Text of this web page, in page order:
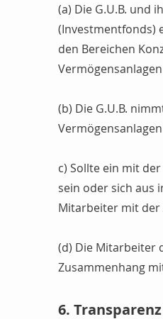
(a) Die G.U.B. und
(Investmentfonds)
den Bereichen
(b) Die G.U.B.
c) Sollte ein mit
sein oder sich aus
Mitarbeiter mit der
(d) Die Mitarbeiter
Zusammenhang
6. Transparenz